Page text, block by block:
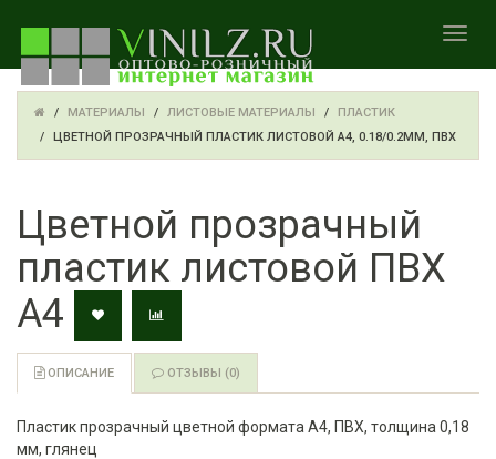
МАТЕРИАЛЫ ЛИСТОВЫЕ МАТЕРИАЛЫ
ПЛАСТИК
ЦВЕТНОЙ ПРОЗРАЧНЫЙ ПЛАСТИК ЛИСТОВОЙ A4, 0.18/0.2ММ, ПВХ
Цветной прозрачный
пластик листовой ПВХ
А4
ОПИСАНИЕ ОТЗЫВЫ (0)
Пластик прозрачный цветной формата A4, ПВХ, толщина 0,18
мм, глянец